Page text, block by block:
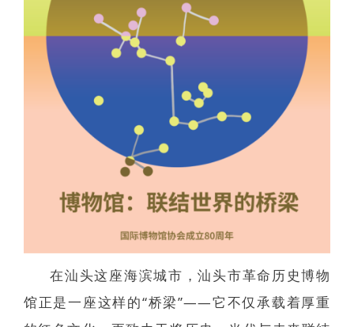
在汕头这座海滨城市，汕头市革命历史博物
馆正是一座这样的“桥梁”——它不仅承载着厚重